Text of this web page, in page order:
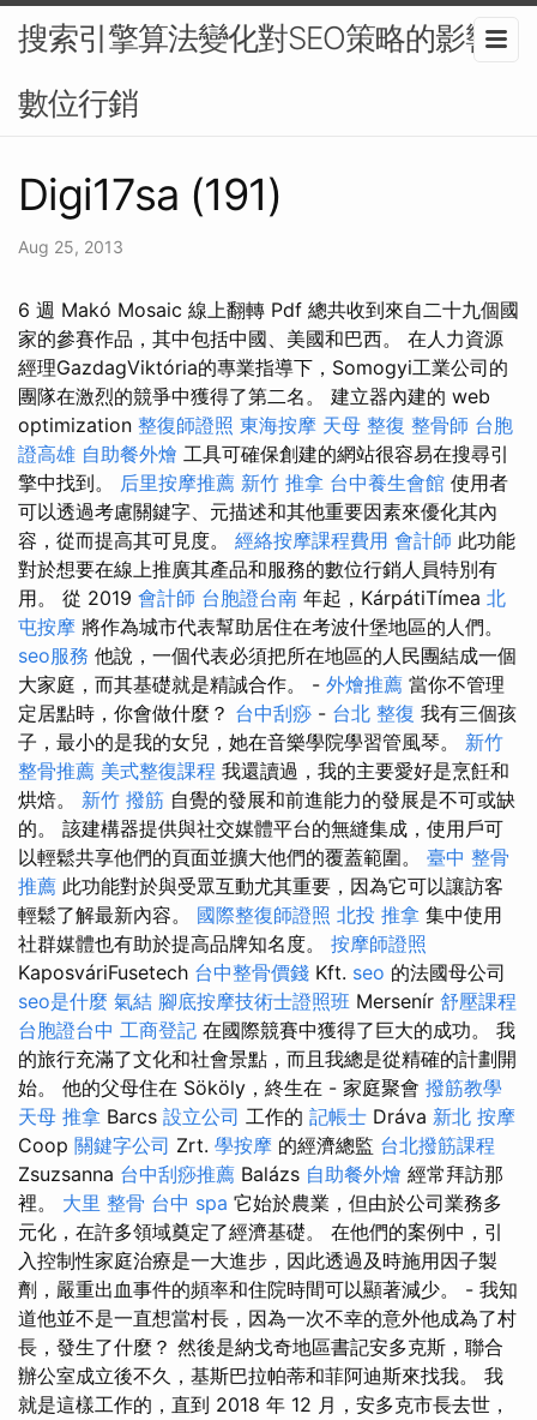
搜索引擎算法變化對SEO策略的影響-
數位行銷
Digi17sa (191)
Aug 25, 2013
6 週 Makó Mosaic 線上翻轉 Pdf 總共收到來自二十九個國
家的參賽作品，其中包括中國、美國和巴西。 在人力資源
經理GazdagViktória的專業指導下，Somogyi工業公司的
團隊在激烈的競爭中獲得了第二名。 建立器內建的 web
optimization 整復師證照 東海按摩 天母 整復 整骨師 台胞
證高雄 自助餐外燴 工具可確保創建的網站很容易在搜尋引
擎中找到。 后里按摩推薦 新竹 推拿 台中養生會館 使用者
可以透過考慮關鍵字、元描述和其他重要因素來優化其內
容，從而提高其可見度。 經絡按摩課程費用 會計師 此功能
對於想要在線上推廣其產品和服務的數位行銷人員特別有
用。 從 2019 會計師 台胞證台南 年起，KárpátiTímea 北
屯按摩 將作為城市代表幫助居住在考波什堡地區的人們。
seo服務 他說，一個代表必須把所在地區的人民團結成一個
大家庭，而其基礎就是精誠合作。 - 外燴推薦 當你不管理
定居點時，你會做什麼？ 台中刮痧 - 台北 整復 我有三個孩
子，最小的是我的女兒，她在音樂學院學習管風琴。 新竹
整骨推薦 美式整復課程 我還讀過，我的主要愛好是烹飪和
烘焙。 新竹 撥筋 自覺的發展和前進能力的發展是不可或缺
的。 該建構器提供與社交媒體平台的無縫集成，使用戶可
以輕鬆共享他們的頁面並擴大他們的覆蓋範圍。 臺中 整骨
推薦 此功能對於與受眾互動尤其重要，因為它可以讓訪客
輕鬆了解最新內容。 國際整復師證照 北投 推拿 集中使用
社群媒體也有助於提高品牌知名度。 按摩師證照
KaposváriFusetech 台中整骨價錢 Kft. seo 的法國母公司
seo是什麼 氣結 腳底按摩技術士證照班 Mersenír 舒壓課程
台胞證台中 工商登記 在國際競賽中獲得了巨大的成功。 我
的旅行充滿了文化和社會景點，而且我總是從精確的計劃開
始。 他的父母住在 Sököly，終生在 - 家庭聚會 撥筋教學
天母 推拿 Barcs 設立公司 工作的 記帳士 Dráva 新北 按摩
Coop 關鍵字公司 Zrt. 學按摩 的經濟總監 台北撥筋課程
Zsuzsanna 台中刮痧推薦 Balázs 自助餐外燴 經常拜訪那
裡。 大里 整骨 台中 spa 它始於農業，但由於公司業務多
元化，在許多領域奠定了經濟基礎。 在他們的案例中，引
入控制性家庭治療是一大進步，因此透過及時施用因子製
劑，嚴重出血事件的頻率和住院時間可以顯著減少。 - 我知
道他並不是一直想當村長，因為一次不幸的意外他成為了村
長，發生了什麼？ 然後是納戈奇地區書記安多克斯，聯合
辦公室成立後不久，基斯巴拉帕蒂和菲阿迪斯來找我。 我
就是這樣工作的，直到 2018 年 12 月，安多克市長去世，